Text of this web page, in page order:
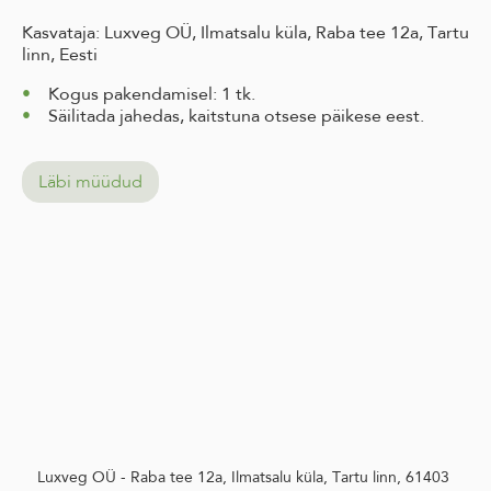
Kasvataja: Luxveg OÜ, Ilmatsalu küla, Raba tee 12a, Tartu
linn, Eesti
Kogus pakendamisel: 1 tk.
Säilitada jahedas, kaitstuna otsese päikese eest.
Läbi müüdud
Luxveg OÜ - Raba tee 12a, Ilmatsalu küla, Tartu linn, 61403